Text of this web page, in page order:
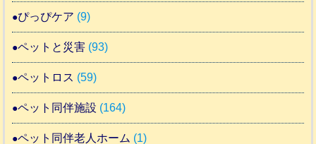
ぴっぴケア (9)
ペットと災害 (93)
ペットロス (59)
ペット同伴施設 (164)
ペット同伴老人ホーム (1)